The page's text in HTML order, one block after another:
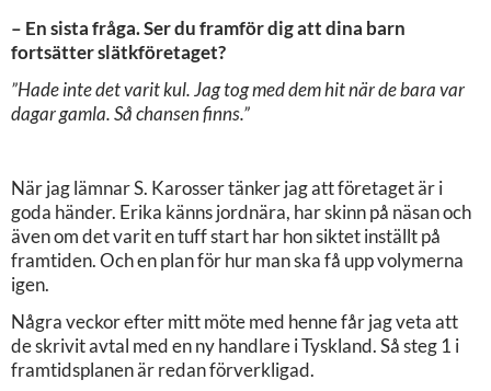
– En sista fråga. Ser du framför dig att dina barn
fortsätter slätkföretaget?
”Hade inte det varit kul. Jag tog med dem hit när de bara var
dagar gamla. Så chansen finns.”
När jag lämnar S. Karosser tänker jag att företaget är i
goda händer. Erika känns jordnära, har skinn på näsan och
även om det varit en tuff start har hon siktet inställt på
framtiden. Och en plan för hur man ska få upp volymerna
igen.
Några veckor efter mitt möte med henne får jag veta att
de skrivit avtal med en ny handlare i Tyskland. Så steg 1 i
framtidsplanen är redan förverkligad.